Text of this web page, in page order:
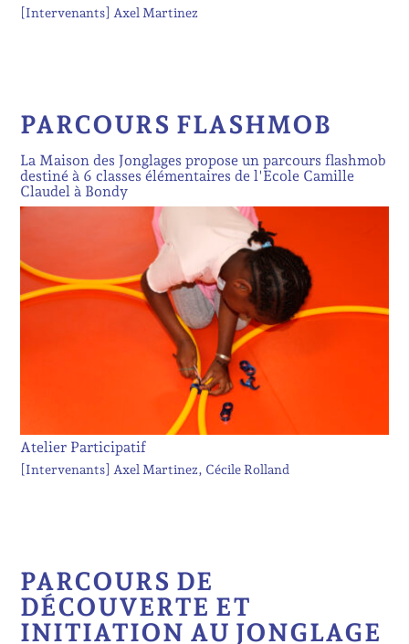
[Intervenants] Axel Martinez
PARCOURS FLASHMOB
La Maison des Jonglages propose un parcours flashmob
destiné à 6 classes élémentaires de l'Ecole Camille
Claudel à Bondy
Atelier Participatif
[Intervenants] Axel Martinez Cécile Rolland
PARCOURS DE
DÉCOUVERTE ET
INITIATION AU JONGLAGE